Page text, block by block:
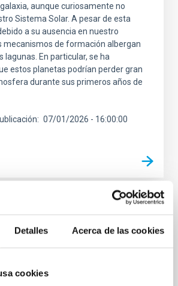
Detalles Acerca de las cookies
cookies
aunque curiosamente no
Sistema Solar. A pesar de esta
a su ausencia en nuestro
mecanismos de formación albergan
lagunas. En particular, se ha
estos planetas podrían perder gran
durante sus primeros años de
07/01/2026 - 16:00:00
para identificar agujeros
en binarias transitorias